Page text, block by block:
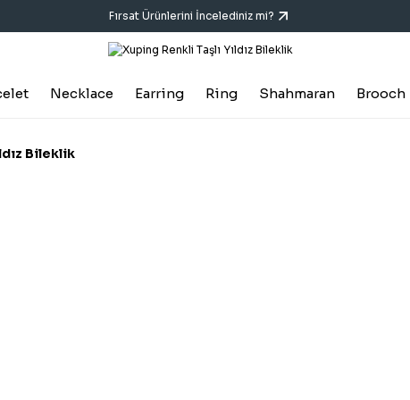
Fırsat Ürünlerini İncelediniz mi?
Necklace Earring Ring Shahmaran Brooch
Bileklik